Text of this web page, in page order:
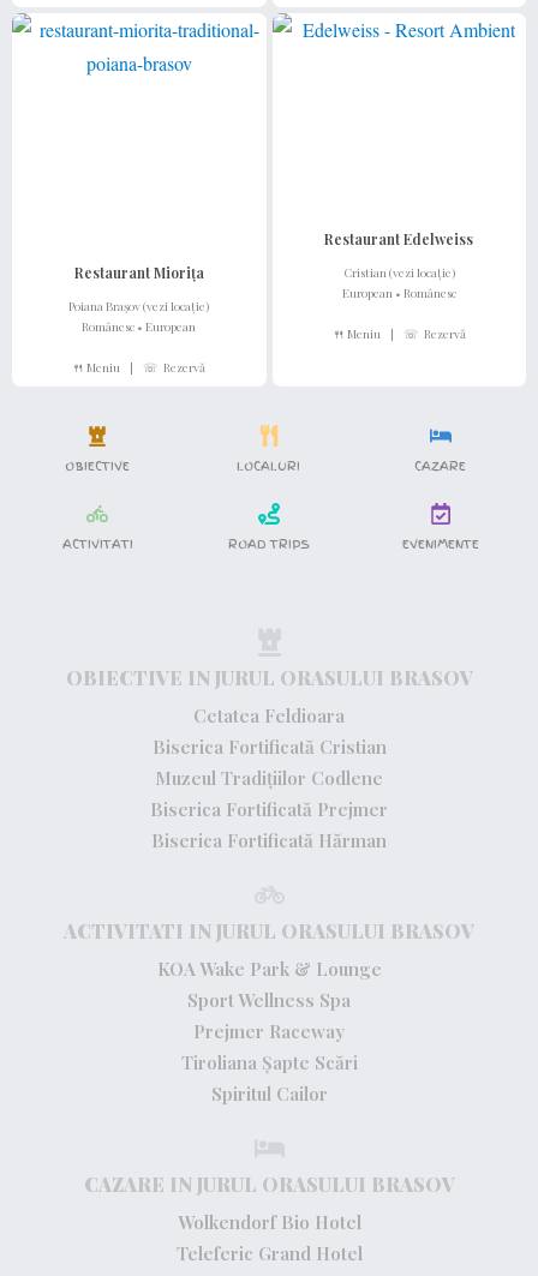
Restaurant Miorița
Poiana Brașov (vezi locație)
Românesc • European
🍴 Meniu | ☏ Rezervă
Restaurant Edelweiss
Cristian (vezi locație)
European • Românesc
🍴 Meniu| ☏ Rezervă
OBIECTIVE LOCALURI CAZARE
ACTIVITATI ROAD TRIPS EVENIMENTE
OBIECTIVE IN JURUL ORASULUI BRASOV
Cetatea Feldioara
Biserica Fortificată Cristian
Muzeul Tradițiilor Codlene
Biserica Fortificată Prejmer
Biserica Fortificată Hărman
ACTIVITATI IN JURUL ORASULUI BRASOV
KOA Wake Park & Lounge
Sport Wellness Spa
Prejmer Raceway
Tiroliana Șapte Scări
Spiritul Cailor
CAZARE IN JURUL ORASULUI BRASOV
Wolkendorf Bio Hotel
Teleferic Grand Hotel